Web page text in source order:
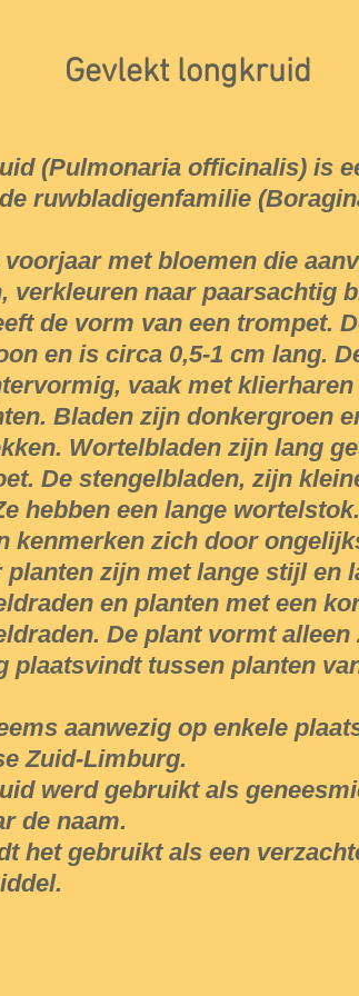
Gevlekt longkruid
(Pulmonaria officinalis) is
ruwbladigenfamilie
met bloemen die
verkleuren naar paarsachtig
de vorm van een trompet.
en is circa 0,5-1 cm lang.
vaak met klierharen
Bladen zijn donkergroen
Wortelbladen zijn lang
De stengelbladen, zijn
hebben een lange
kenmerken zich door
planten zijn met lange stijl en
en planten met een
De plant vormt alleen
plaatsvindt tussen planten
aanwezig op enkele
Zuid-Limburg.
werd gebruikt als
de naam.
het gebruikt als een